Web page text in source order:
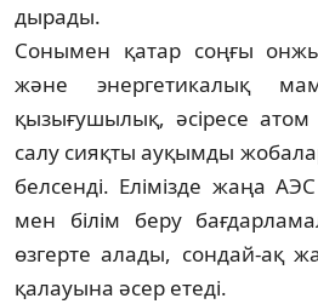
дырады.
Сонымен қатар соңғы
және энергетикалық
қызығушылық, әсіресе атом
салу сияқты ауқымды
белсенді. Еліміз­де жаңа
мен білім беру
өзгерте алады, сондай-ақ
қа­лауына әсер етеді.